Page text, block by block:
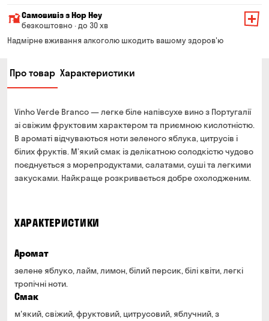
Мінімальна сума всього замовлення — 200 грн
Вартість доставки залежить від суми всього замовлення:
Від 200 до 299 грн
Від 400 до 699 грн
Від 700 грн безкоштовно
Термін доставки — до 90 хвилин
*на час доставки можуть впливати повітряні тривоги
Оплата:
готівкою кур'єру
банківською картою на сайті
Самовивіз з Hop Hey
безкоштовно · до 30 хв
Мінімальна сума всього замовлення — 250 грн
Можете без черги забрати з магазину в зручний для
Вас час
готівкою в магазині
банківською картою на сайті та в магазині
Надмірне вживання алкоголю шкодить вашому здоров'ю
Про товар Характеристики
Vinho Verde Branco — легке біле напівсухе вино з Португалії
зі свіжим фруктовим характером та приємною кислотністю.
В ароматі відчуваються ноти зеленого яблука, цитрусів і
білих фруктів. М’який смак із делікатною солодкістю чудово
поєднується з морепродуктами, салатами, суші та легкими
закусками. Найкраще розкривається добре охолодженим.
ХАРАКТЕРИСТИКИ
Аромат
зелене яблуко, лайм, лимон, білий персик, білі квіти, легкі
тропічні ноти.
Смак
м'який, свіжий, фруктовий, цитрусовий, яблучний, з